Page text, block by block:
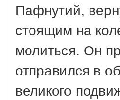
Пафнутий,
стоящим на
молиться. Он
отправился в
великого